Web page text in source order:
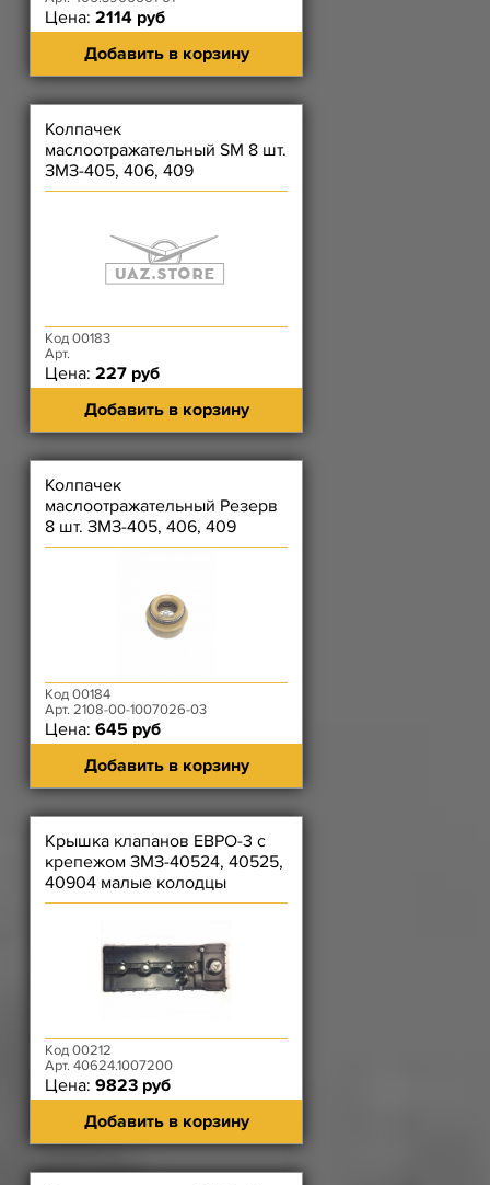
Цена: 2114 руб
Добавить в корзину
Колпачек
маслоотражательный SM 8 шт.
ЗМЗ-405, 406, 409
Код 00183
Арт.
Цена: 227 руб
Добавить в корзину
Колпачек
маслоотражательный Резерв
8 шт. ЗМЗ-405, 406, 409
Код 00184
Арт. 2108-00-1007026-03
Цена: 645 руб
Добавить в корзину
Крышка клапанов ЕВРО-3 с
крепежом ЗМЗ-40524, 40525,
40904 малые колодцы
Код 00212
Арт. 40624.1007200
Цена: 9823 руб
Добавить в корзину